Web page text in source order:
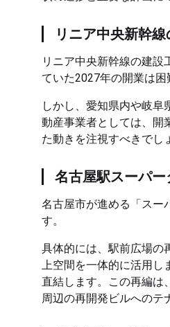
リニア中央新幹
リニア中央新幹線の建
ていた2027年の開業は困
しかし、愛知県内や岐
動産事業者としては、開
た動きを注視すべきでし
名古屋駅スーパ
名古屋市が進める「スー
す。
具体的には、駅前広場の
上空間を一体的に活用し
直結します。この再編は
周辺の再開発ビルへのテ